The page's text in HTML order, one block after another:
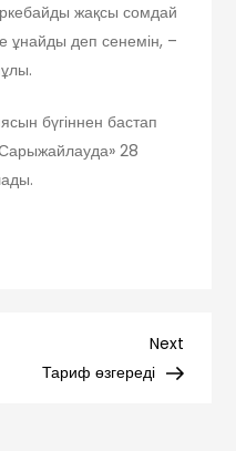
жақсы сомдай
ұнайды деп сенемін, –
бүгіннен бастап
28
Next
Post
Next
Тариф өзгереді